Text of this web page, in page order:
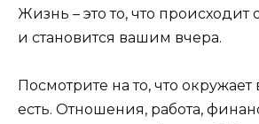
Жизнь – это то, что происходит
и становится вашим вчера.
Посмотрите на то, что окружает
есть. Отношения, работа,